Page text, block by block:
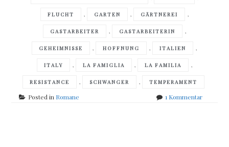
FLUCHT , GARTEN , GÄRTNEREI ,
GASTARBEITER , GASTARBEITERIN ,
GEHEIMNISSE , HOFFNUNG , ITALIEN ,
ITALY , LA FAMIGLIA , LA FAMILIA ,
RESISTANCE , SCHWANGER , TEMPERAMENT
Posted in Romane 1 Kommentarzu